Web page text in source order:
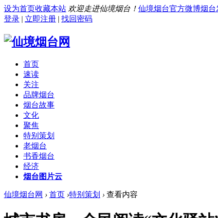
设为首页收藏本站 欢迎走进仙境烟台！ 仙境烟台官方微博烟台
登录 | 立即注册 | 找回密码
首页
速读
关注
品牌烟台
烟台故事
文化
聚焦
特别策划
老烟台
书香烟台
经济
烟台图片云
仙境烟台网 › 首页 ›特别策划 › 查看内容